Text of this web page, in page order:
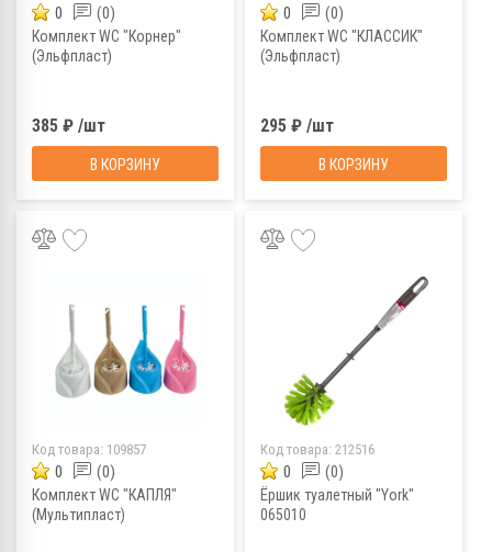
0 (0)
Комплект WC "Корнер"
(Эльфпласт)
385 ₽ /шт
В КОРЗИНУ
0 (0)
Комплект WC "КЛАССИК"
(Эльфпласт)
295 ₽ /шт
В КОРЗИНУ
Код товара: 109857
0 (0)
Комплект WC "КАПЛЯ"
(Мультипласт)
Код товара: 212516
0 (0)
Ёршик туалетный "York"
065010